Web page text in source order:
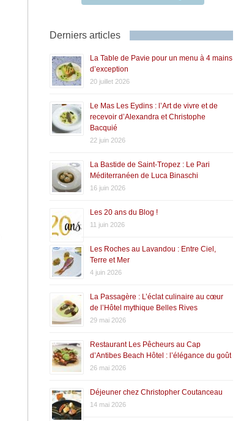
Derniers articles
La Table de Pavie pour un menu à 4 mains
d’exception
20 juillet 2026
Le Mas Les Eydins : l’Art de vivre et de
recevoir d’Alexandra et Christophe
Bacquié
22 juin 2026
La Bastide de Saint-Tropez : Le Pari
Méditerranéen de Luca Binaschi
16 juin 2026
Les 20 ans du Blog !
11 juin 2026
Les Roches au Lavandou : Entre Ciel,
Terre et Mer
4 juin 2026
La Passagère : L’éclat culinaire au cœur
de l’Hôtel mythique Belles Rives
29 mai 2026
Restaurant Les Pêcheurs au Cap
d’Antibes Beach Hôtel : l’élégance du goût
26 mai 2026
Déjeuner chez Christopher Coutanceau
14 mai 2026